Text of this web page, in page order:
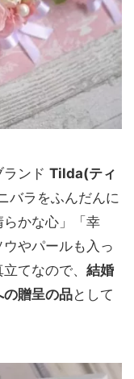
ランド Tilda(ティ
バラをふんだんに
かな心」「幸
やパールも入っ
てなので、 結婚
贈呈の品として